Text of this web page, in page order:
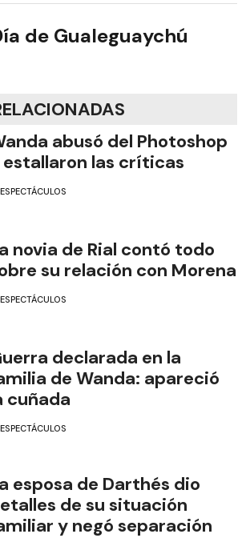
de Gualeguaychú
abusó del Photoshop
las críticas
ESPECTÁCULOS
novia de Rial contó todo
su relación con Morena
ESPECTÁCULOS
declarada en la
de Wanda: apareció
cuñada
ESPECTÁCULOS
esposa de Darthés dio
de su situación
y negó separación